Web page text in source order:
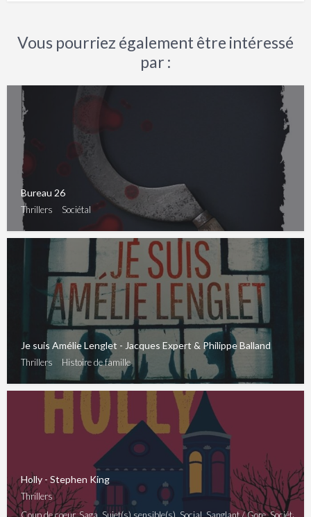
Vous pourriez également être intéressé
par :
Bureau 26
Thrillers Sociétal
Je suis Amélie Lenglet - Jacques Expert & Philippe Balland
Thrillers Histoire de famille
Holly - Stephen King
Thrillers